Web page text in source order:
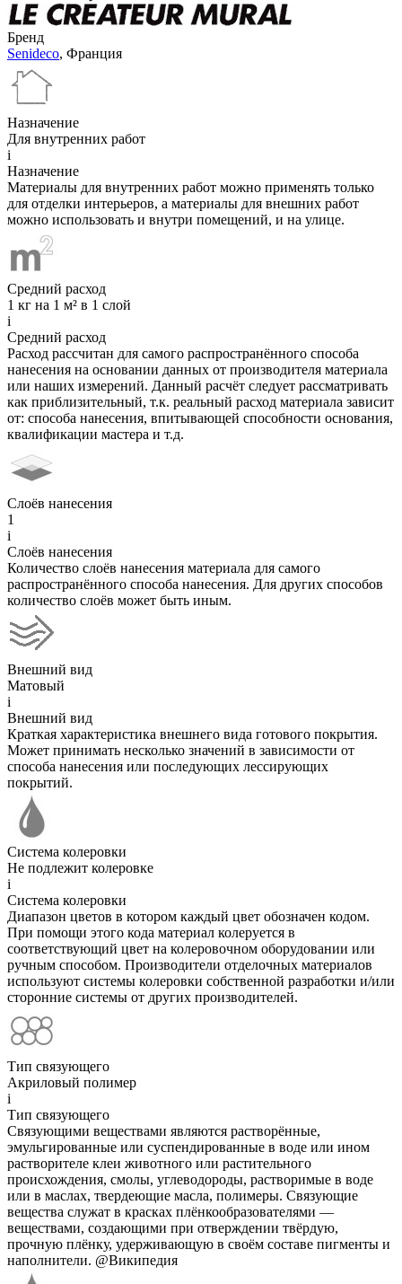
Бренд
Senideco, Франция
Назначение
Для внутренних работ
i
Назначение
Материалы для внутренних работ можно применять только
для отделки интерьеров, а материалы для внешних работ
можно использовать и внутри помещений, и на улице.
Средний расход
1 кг на 1 м² в 1 слой
i
Средний расход
Расход рассчитан для самого распространённого способа
нанесения на основании данных от производителя материала
или наших измерений. Данный расчёт следует рассматривать
как приблизительный, т.к. реальный расход материала зависит
от: способа нанесения, впитывающей способности основания,
квалификации мастера и т.д.
Слоёв нанесения
1
i
Слоёв нанесения
Количество слоёв нанесения материала для самого
распространённого способа нанесения. Для других способов
количество слоёв может быть иным.
Внешний вид
Матовый
i
Внешний вид
Краткая характеристика внешнего вида готового покрытия.
Может принимать несколько значений в зависимости от
способа нанесения или последующих лессирующих
покрытий.
Система колеровки
Не подлежит колеровке
i
Система колеровки
Диапазон цветов в котором каждый цвет обозначен кодом.
При помощи этого кода материал колеруется в
соответствующий цвет на колеровочном оборудовании или
ручным способом. Производители отделочных материалов
используют системы колеровки собственной разработки и/или
сторонние системы от других производителей.
Тип связующего
Акриловый полимер
i
Тип связующего
Связующими веществами являются растворённые,
эмульгированные или суспендированные в воде или ином
растворителе клеи животного или растительного
происхождения, смолы, углеводороды, растворимые в воде
или в маслах, твердеющие масла, полимеры. Связующие
вещества служат в красках плёнкообразователями —
веществами, создающими при отверждении твёрдую,
прочную плёнку, удерживающую в своём составе пигменты и
наполнители. @Википедия